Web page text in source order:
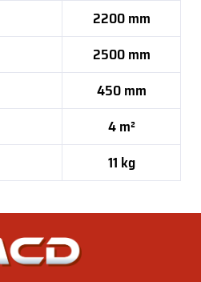
2200 mm
2500 mm
450 mm
4 m²
11 kg